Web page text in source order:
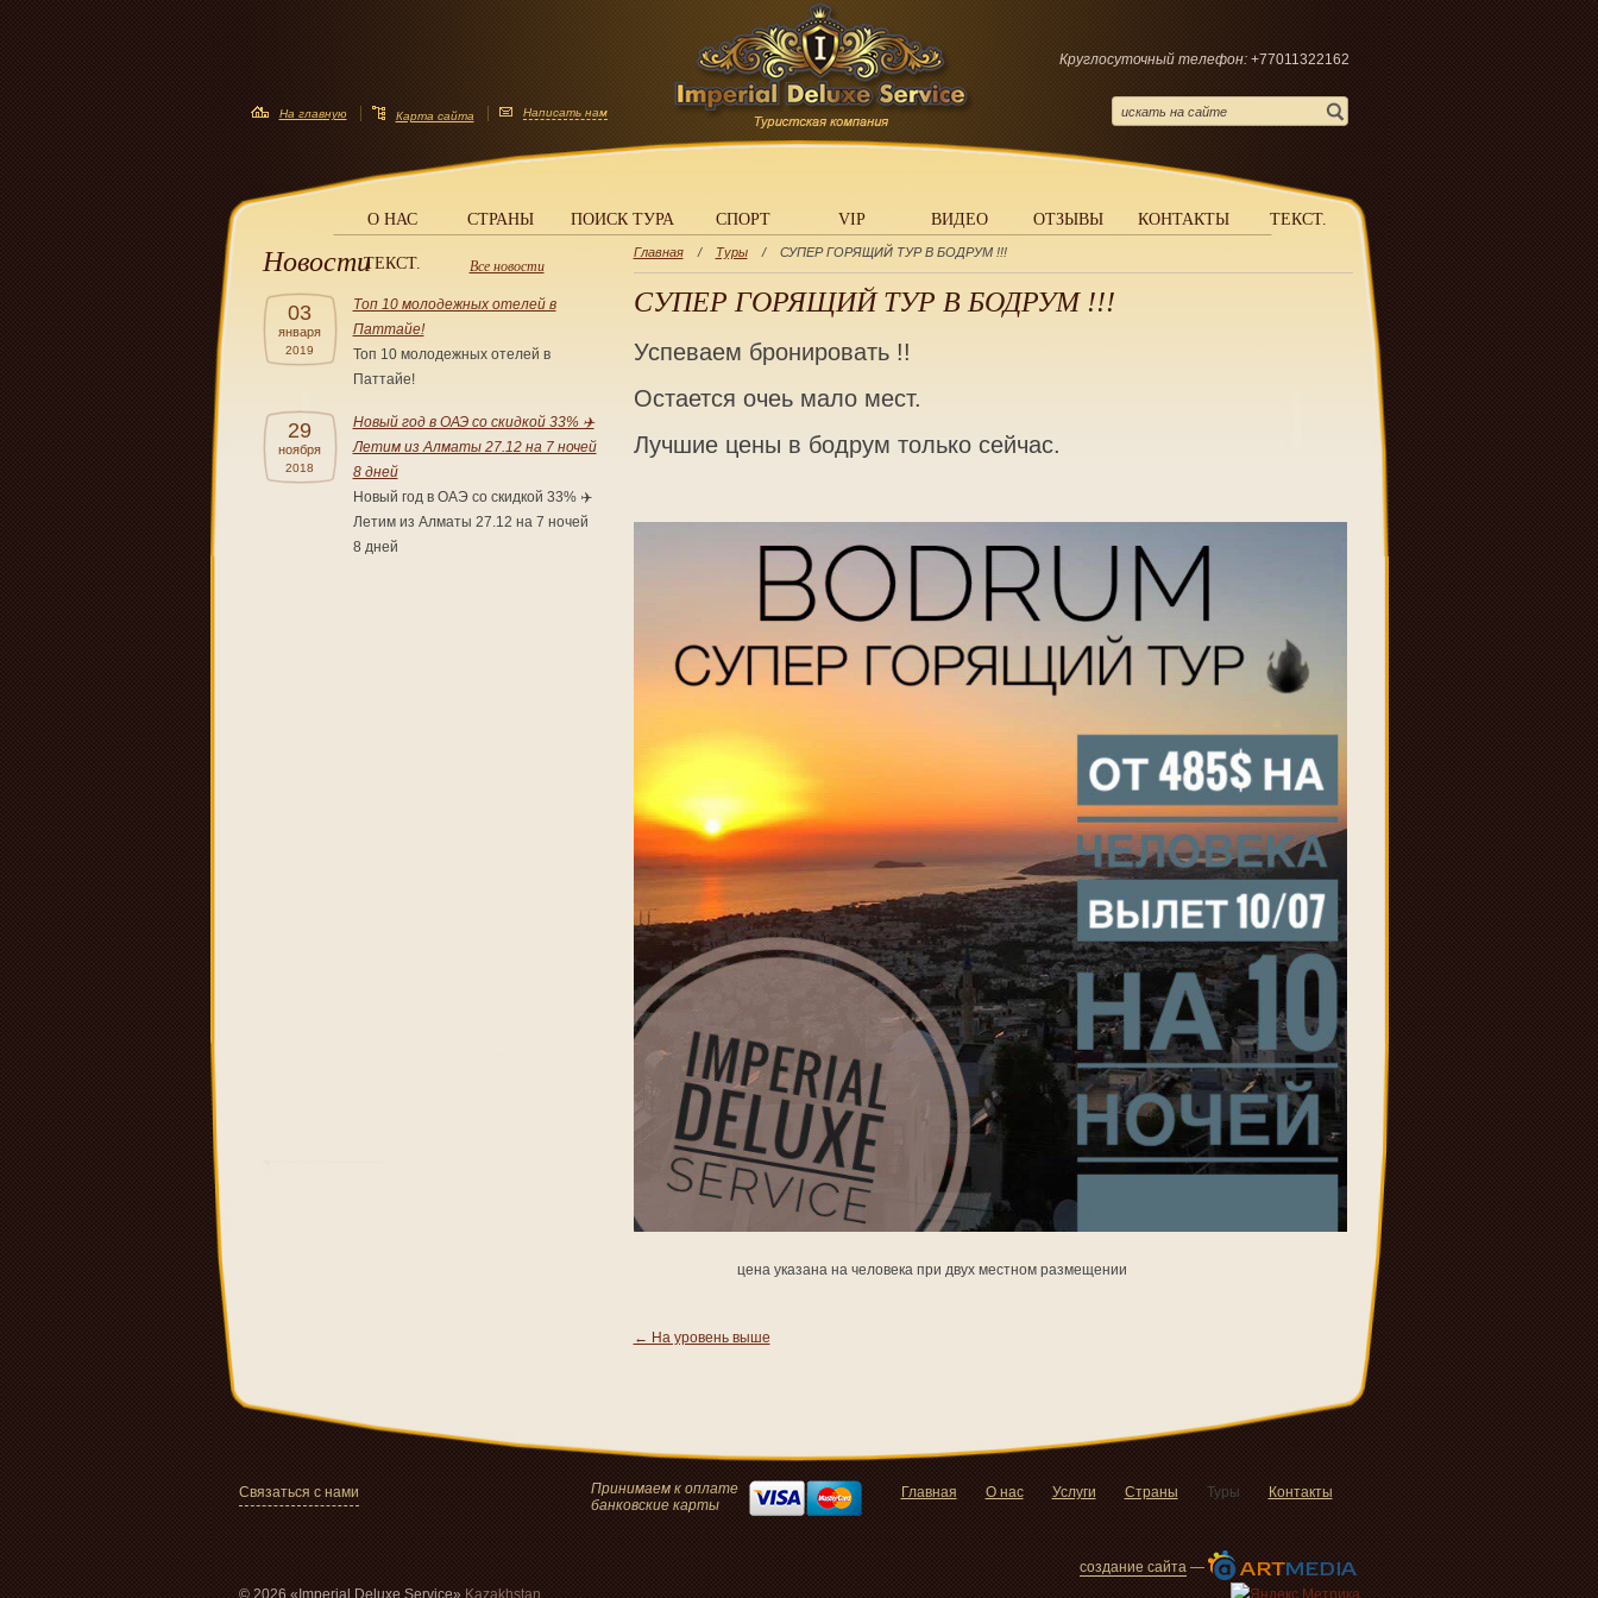
На главную Карта сайта Написать нам
Круглосуточный телефон: +77011322162
О НАС CТРАНЫ ПОИСК ТУРА СПОРТ VIP ВИДЕО ОТЗЫВЫ КОНТАКТЫ ТЕКСТ.
ТЕКСТ.
Главная/ Туры/ СУПЕР ГОРЯЩИЙ ТУР В БОДРУМ !!!
СУПЕР ГОРЯЩИЙ ТУР В БОДРУМ !!!
Успеваем бронировать !!
Остается очеь мало мест.
Лучшие цены в бодрум только сейчас.
цена указана на человека при двух местном размещении
← На уровень выше
Новости Все новости
03
января
2019
Топ 10 молодежных отелей в
Паттайе!
Топ 10 молодежных отелей в
Паттайе!
29
ноября
2018
Новый год в ОАЭ со скидкой 33% ✈️
Летим из Алматы 27.12 на 7 ночей
8 дней
Новый год в ОАЭ со скидкой 33% ✈️
Летим из Алматы 27.12 на 7 ночей
8 дней
Связаться с нами
Принимаем к оплате
банковские карты
© 2026 «Imperial Deluxe Service» Kazakhstan
Главная О нас Услуги Страны Туры Контакты
создание сайта—